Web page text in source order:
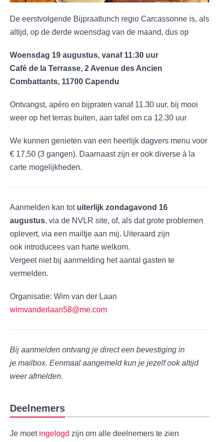
De eerstvolgende Bijpraatlunch regio Carcassonne is, als
altijd, op de derde woensdag van de maand, dus op
Woensdag 19 augustus, vanaf 11:30 uur
Café de la Terrasse, 2 Avenue des Ancien
Combattants, 11700 Capendu
Ontvangst, apéro en bijpraten vanaf 11.30 uur, bij mooi
weer op het terras buiten, aan tafel om ca 12.30 uur
We kunnen genieten van een heerlijk dagvers menu voor
€ 17,50 (3 gangen). Daarnaast zijn er ook diverse à la
carte mogelijkheden.
Aanmelden kan tot uiterlijk zondagavond 16
augustus, via de NVLR site, of, als dat grote problemen
oplevert, via een mailtje aan mij. Uiteraard zijn
ook introducees van harte welkom.
Vergeet niet bij aanmelding het aantal gasten te
vermelden.
Organisatie: Wim van der Laan
wimvanderlaan58@me.com
Bij aanmelden ontvang je direct een bevestiging in
je mailbox. Eenmaal aangemeld kun je jezelf ook altijd
weer afmelden.
Deelnemers
Je moet ingelogd zijn om alle deelnemers te zien